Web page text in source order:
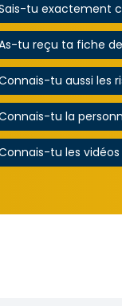
tu exactement
tu reçu ta fiche
tu aussi les
tu la
tu les